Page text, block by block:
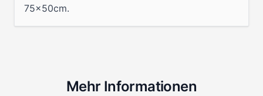
75x50cm.
Mehr Informationen